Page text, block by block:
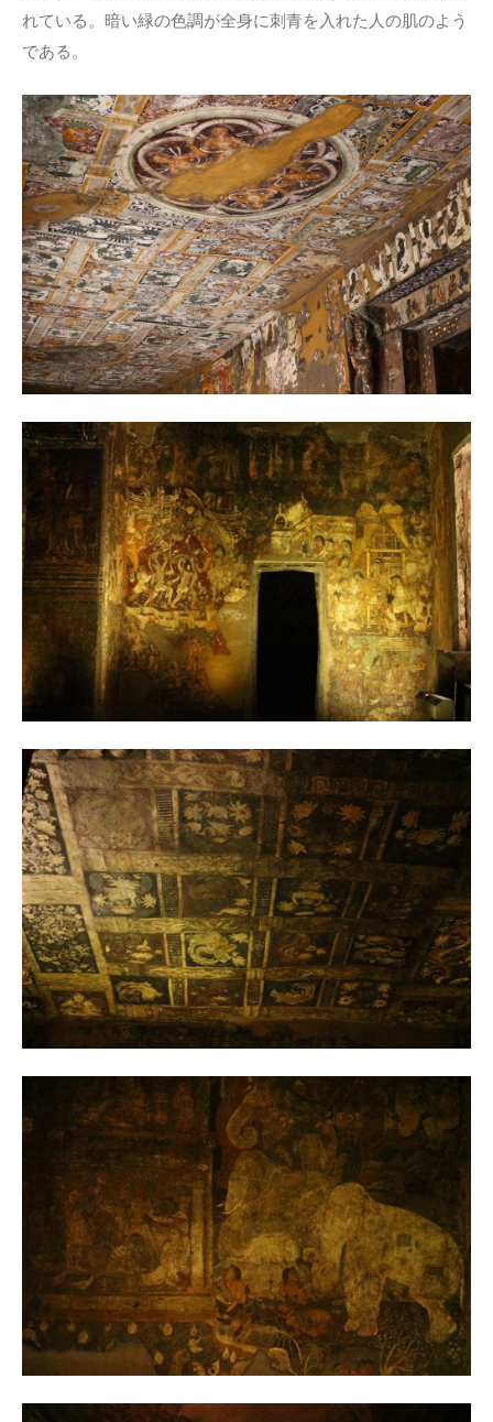
れている。暗い緑の色調が全身に刺青を入れた人の肌のよう
である。